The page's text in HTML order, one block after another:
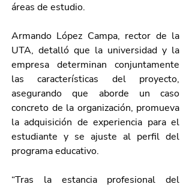
áreas de estudio.
Armando López Campa, rector de la
UTA, detalló que la universidad y la
empresa determinan conjuntamente
las características del proyecto,
asegurando que aborde un caso
concreto de la organización, promueva
la adquisición de experiencia para el
estudiante y se ajuste al perfil del
programa educativo.
“Tras la estancia profesional del